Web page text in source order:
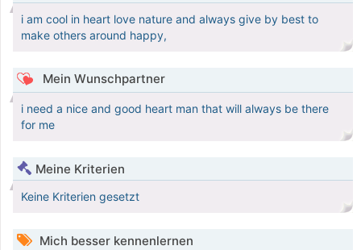
i am cool in heart love nature and always give by best to
make others around happy,
Mein Wunschpartner
i need a nice and good heart man that will always be there
for me
Meine Kriterien
Keine Kriterien gesetzt
Mich besser kennenlernen